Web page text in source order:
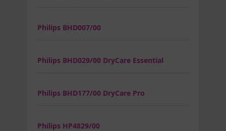
Philips BHD007/00
Philips BHD029/00 DryCare Essential
Philips BHD177/00 DryCare Pro
Philips HP4829/00